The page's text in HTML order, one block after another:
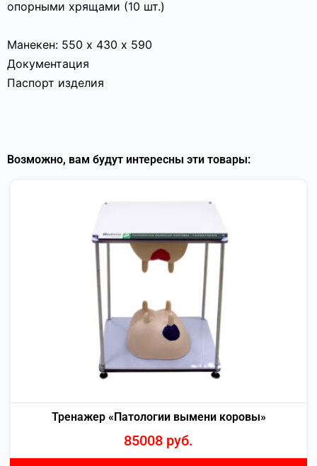
опорными хрящами (10 шт.)
Манекен: 550 х 430 х 590
Документация
Паспорт изделия
Возможно, вам будут интересны эти товары:
Тренажер «Патологии вымени коровы»
85008 руб.